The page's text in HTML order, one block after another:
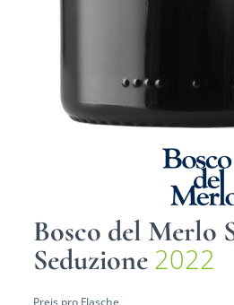
Bosco del Merlo
Seduzione 2022
Preis pro Flasche